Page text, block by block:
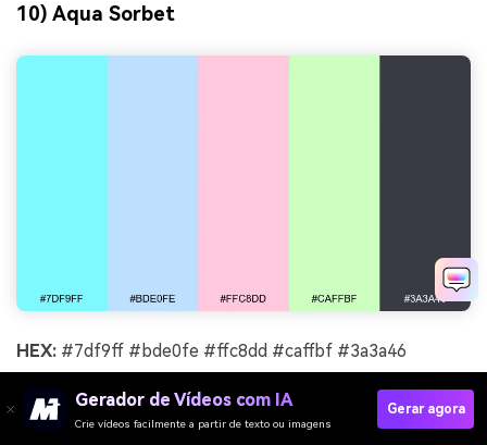
10) Aqua Sorbet
HEX: #7df9ff #bde0fe #ffc8dd #caffbf #3a3a46
fresco, ensolarado, amigável
Ideal para:Ilustrações de cabeçalho de blog e ícones
Gerador de Vídeos com IA
Crie vídeos facilmente a partir de texto ou imagens
Gerar agora